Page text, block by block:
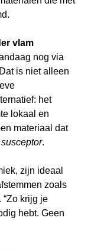
vlam
nog via
is niet alleen
het
lokaal en
materiaal dat
susceptor.
zijn ideaal
zoals
“Zo krijg je
hebt. Geen